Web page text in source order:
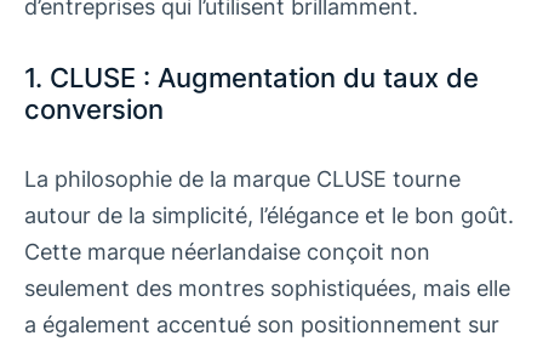
d’entreprises qui l’utilisent brillamment.
1. CLUSE : Augmentation du taux de
conversion
La philosophie de la marque CLUSE tourne
autour de la simplicité, l’élégance et le bon goût.
Cette marque néerlandaise conçoit non
seulement des montres sophistiquées, mais elle
a également accentué son positionnement sur